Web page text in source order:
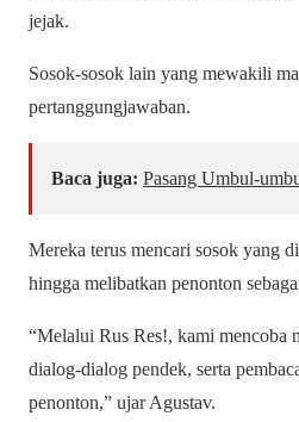
jejak.
Sosok-sosok lain yang mewakili
pertanggungjawaban.
Baca juga: Pasang Umbul-
Mereka terus mencari sosok yang
hingga melibatkan penonton
“Melalui Rus Res!, kami mencoba
dialog-dialog pendek, serta
penonton,” ujar Agustav.